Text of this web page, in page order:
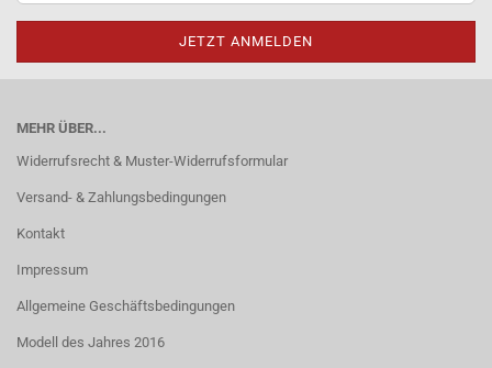
MEHR ÜBER...
Widerrufsrecht & Muster-Widerrufsformular
Versand- & Zahlungsbedingungen
Kontakt
Impressum
Allgemeine Geschäftsbedingungen
Modell des Jahres 2016